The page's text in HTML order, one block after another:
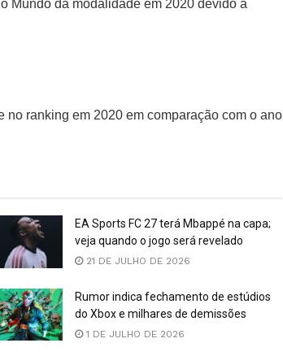
Mundo da modalidade em 2020 devido à
ranking em 2020 em comparação com o ano
EA Sports FC 27 terá Mbappé na capa;
veja quando o jogo será revelado
21 DE JULHO DE 2026
Rumor indica fechamento de estúdios
do Xbox e milhares de demissões
1 DE JULHO DE 2026